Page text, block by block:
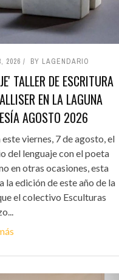
2026 BY LAGENDARIO
TALLER DE ESCRITURA
EN LA LAGUNA
AGOSTO 2026
viernes, 7 de agosto, el
del lenguaje con el poeta
en otras ocasiones, esta
edición de este año de la
el colectivo Esculturas